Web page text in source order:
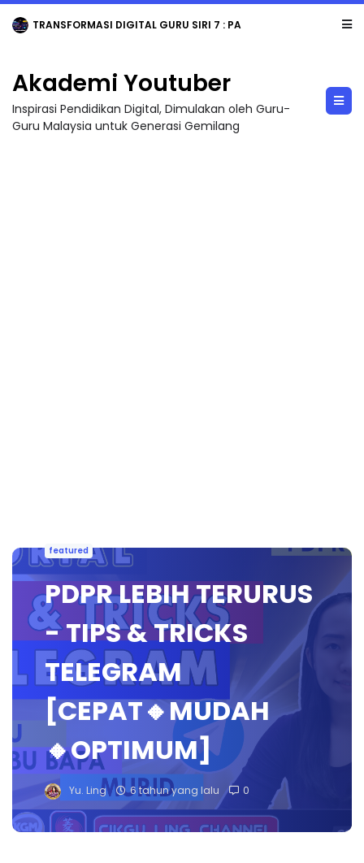
TRANSFORMASI DIGITAL GURU SIRI 7 : PAHLAWAN DIGITAL PENYELAMAT DUNIA
Akademi Youtuber
Inspirasi Pendidikan Digital, Dimulakan oleh Guru-
Guru Malaysia untuk Generasi Gemilang
featured
PDPR LEBIH TERURUS
- TIPS & TRICKS
TELEGRAM
[CEPAT🔸MUDAH
🔸OPTIMUM]
Yu. Ling 6 tahun yang lalu 0